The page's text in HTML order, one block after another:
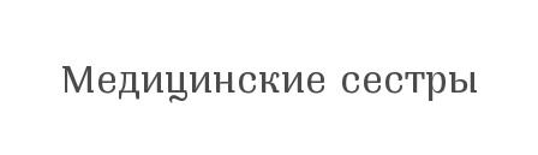
Медицинские сестры